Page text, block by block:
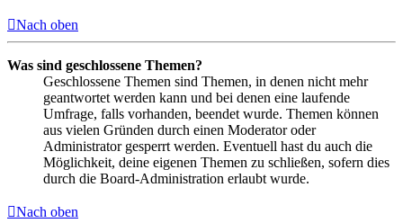
Nach oben
Was sind geschlossene Themen?
Geschlossene Themen sind Themen, in denen nicht mehr
geantwortet werden kann und bei denen eine laufende
Umfrage, falls vorhanden, beendet wurde. Themen können
aus vielen Gründen durch einen Moderator oder
Administrator gesperrt werden. Eventuell hast du auch die
Möglichkeit, deine eigenen Themen zu schließen, sofern dies
durch die Board-Administration erlaubt wurde.
Nach oben